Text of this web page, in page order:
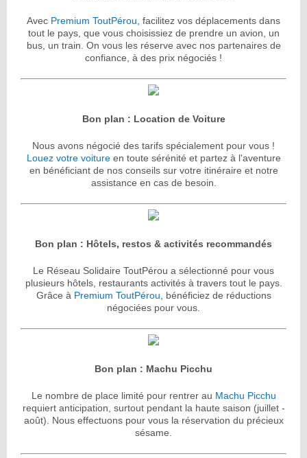
Avec Premium ToutPérou , facilitez vos déplacements dans
tout le pays, que vous choisissiez de prendre un avion, un
bus, un train. On vous les réserve avec nos partenaires de
confiance, à des prix négociés !
Bon plan : Location de Voiture
Nous avons négocié des tarifs spécialement pour vous !
Louez votre voitureen toute sérénité et partez à l'aventure
en bénéficiant de nos conseils sur votre itinéraire et notre
assistance en cas de besoin.
Bon plan : Hôtels, restos & activités recommandés
Le Réseau Solidaire ToutPérou a sélectionné pour vous
plusieurs hôtels, restaurants activités à travers tout le pays.
Grâce à Premium ToutPérou , bénéficiez de réductions
négociées pour vous.
Bon plan : Machu Picchu
Le nombre de place limité pour rentrer au Machu Picchu
requiert anticipation, surtout pendant la haute saison (juillet -
août). Nous effectuons pour vous la réservation du précieux
sésame.